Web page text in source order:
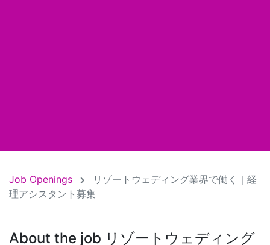
Job Openings
リゾートウェディング業界で働く｜経
理アシスタント募集
About the job リゾートウェディング